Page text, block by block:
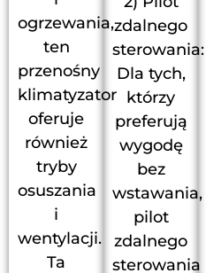
ogrzewania,
ten
przenośny
klimatyzator
oferuje
również
tryby
osuszania
i
wentylacji.
Ta
zdalnego
sterowania:
Dla tych,
którzy
preferują
wygodę
bez
wstawania,
pilot
zdalnego
sterowania